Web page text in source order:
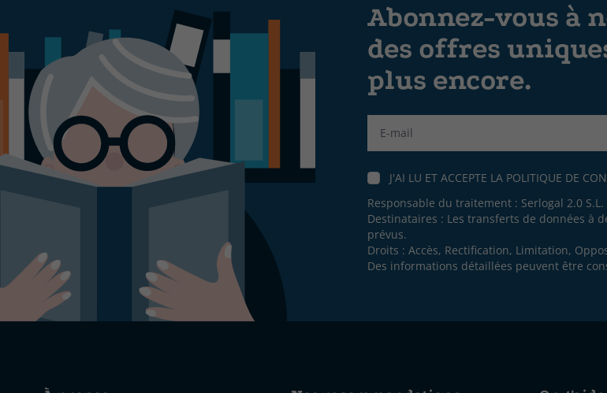
Abonnez-vous à
des offres
plus encore.
J'AI LU ET ACCEPTE LA POLITIQUE DE
Responsable du traitement : Serlogal 2.0 S.L.
Destinataires : Les transferts de données à
prévus.
Droits : Accès, Rectification, Limitation,
Des informations détaillées peuvent être